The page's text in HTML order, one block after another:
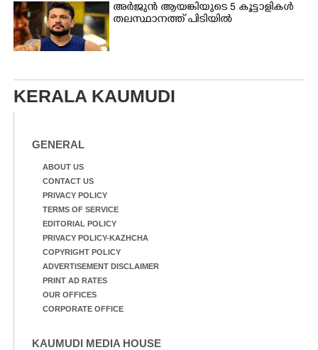
അർജുൻ ആയങ്കിയുടെ 5 കൂട്ടാളികൾ
തലസ്ഥാനത്ത് പിടിയിൽ
KERALA KAUMUDI
GENERAL
ABOUT US
CONTACT US
PRIVACY POLICY
TERMS OF SERVICE
EDITORIAL POLICY
PRIVACY POLICY-KAZHCHA
COPYRIGHT POLICY
ADVERTISEMENT DISCLAIMER
PRINT AD RATES
OUR OFFICES
CORPORATE OFFICE
KAUMUDI MEDIA HOUSE